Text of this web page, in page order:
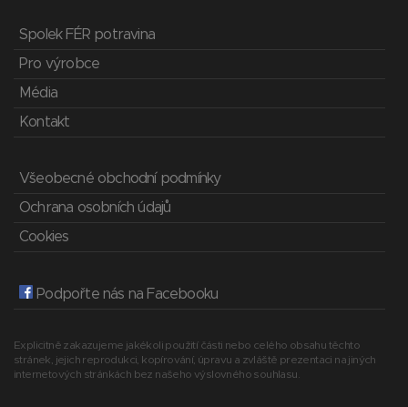
Spolek FÉR potravina
Pro výrobce
Média
Kontakt
Všeobecné obchodní podmínky
Ochrana osobních údajů
Cookies
Podpořte nás na Facebooku
Explicitně zakazujeme jakékoli použití části nebo celého obsahu těchto
stránek, jejich reprodukci, kopírování, úpravu a zvláště prezentaci na jiných
internetových stránkách bez našeho výslovného souhlasu.